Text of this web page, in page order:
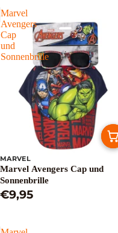
Marvel
Avengers
Cap
und
Sonnenbrille
MARVEL
Marvel Avengers Cap und
Sonnenbrille
€9,95